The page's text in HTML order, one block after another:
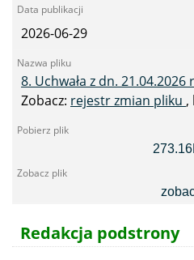
2026-06-29
8. Uchwała z dn. 21.04.2026
Zobacz: rejestr zmian pliku ,
z
Redakcja podstrony